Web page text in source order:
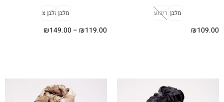
מלבן ריבוע
₪109.00
מלבןמלבן צר
₪119.00
–
₪149.00